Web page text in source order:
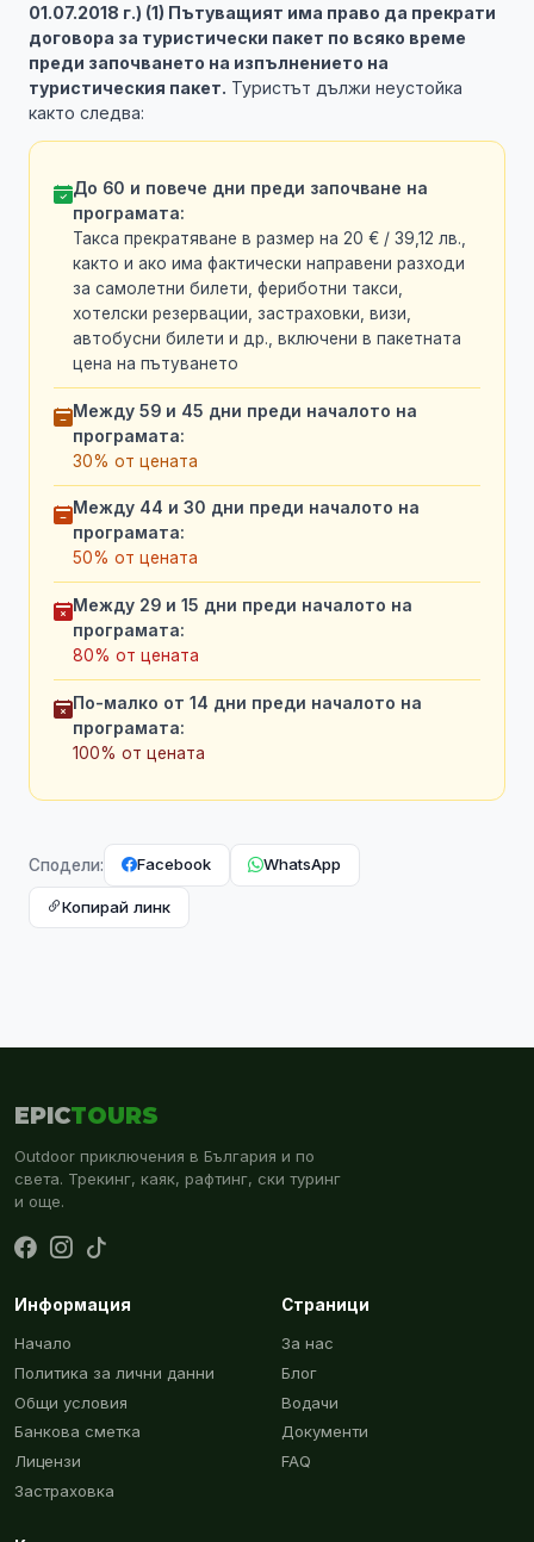
01.07.2018 г.) (1) Пътуващият има право да прекрати
договора за туристически пакет по всяко време
преди започването на изпълнението на
туристическия пакет. Туристът дължи неустойка
както следва:
До 60 и повече дни преди започване на
програмата:
Такса прекратяване в размер на 20 € / 39,12 лв.,
както и ако има фактически направени разходи
за самолетни билети, фериботни такси,
хотелски резервации, застраховки, визи,
автобусни билети и др., включени в пакетната
цена на пътуването
Между 59 и 45 дни преди началото на
програмата:
30% от цената
Между 44 и 30 дни преди началото на
програмата:
50% от цената
Между 29 и 15 дни преди началото на
програмата:
80% от цената
По-малко от 14 дни преди началото на
програмата:
100% от цената
Сподели: Facebook WhatsApp
Копирай линк
EPICTOURS
Outdoor приключения в България и по
света. Трекинг, каяк, рафтинг, ски туринг
и още.
Информация
Начало
Политика за лични данни
Общи условия
Банкова сметка
Лицензи
Застраховка
Страници
За нас
Блог
Водачи
Документи
FAQ